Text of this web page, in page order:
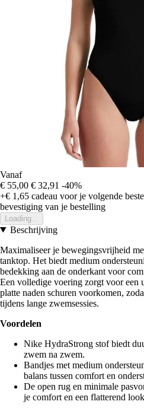
Vanaf
€ 55,00 € 32,91 -40%
+€ 1,65 cadeau voor je volgende
bevestiging van je bestelling
Loading...
Beschrijving
Maximaliseer je bewegingsvrijheid
tanktop. Het biedt medium
bedekking aan de onderkant voor
Een volledige voering zorgt voor een
platte naden schuren voorkomen,
tijdens lange zwemsessies.
Voordelen
Nike HydraStrong stof biedt
zwem na zwem.
Bandjes met medium
balans tussen comfort en
De open rug en minimale
je comfort en een flatterend